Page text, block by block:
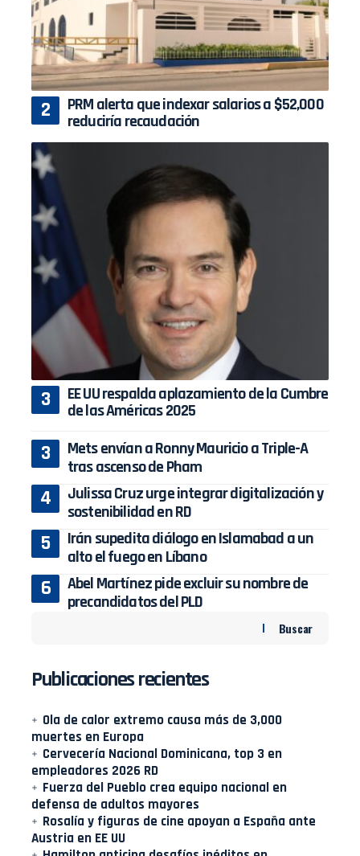
PRM alerta que indexar salarios a $52,000
reduciría recaudación
EE UU respalda aplazamiento de la Cumbre
de las Américas 2025
Mets envían a Ronny Mauricio a Triple-A
tras ascenso de Pham
Julissa Cruz urge integrar digitalización y
sostenibilidad en RD
Irán supedita diálogo en Islamabad a un
alto el fuego en Líbano
Abel Martínez pide excluir su nombre de
precandidatos del PLD
Buscar
Publicaciones recientes
Ola de calor extremo causa más de 3,000
muertes en Europa
Cervecería Nacional Dominicana, top 3 en
empleadores 2026 RD
Fuerza del Pueblo crea equipo nacional en
defensa de adultos mayores
Rosalía y figuras de cine apoyan a España ante
Austria en EE UU